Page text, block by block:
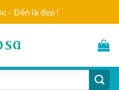
- Đến là đẹp !